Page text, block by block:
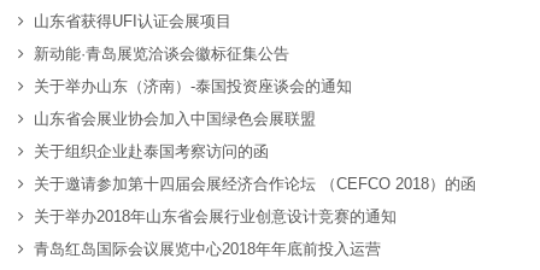
山东省获得UFI认证会展项目
新动能·青岛展览洽谈会徽标征集公告
关于举办山东（济南）-泰国投资座谈会的通知
山东省会展业协会加入中国绿色会展联盟
关于组织企业赴泰国考察访问的函
关于邀请参加第十四届会展经济合作论坛 （CEFCO 2018）的函
关于举办2018年山东省会展行业创意设计竞赛的通知
青岛红岛国际会议展览中心2018年年底前投入运营